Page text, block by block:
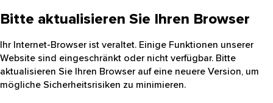
Bitte aktualisieren Sie Ihren Browser
Ihr Internet-Browser ist veraltet. Einige Funktionen unserer
Website sind eingeschränkt oder nicht verfügbar. Bitte
aktualisieren Sie Ihren Browser auf eine neuere Version, um
mögliche Sicherheitsrisiken zu minimieren.